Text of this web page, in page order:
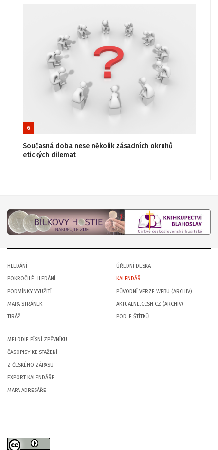
6
Současná doba nese několik zásadních okruhů
etických dilemat
HLEDÁNÍ
POKROČILÉ HLEDÁNÍ
PODMÍNKY VYUŽITÍ
MAPA STRÁNEK
TIRÁŽ
ÚŘEDNÍ DESKA
KALENDÁŘ
PŮVODNÍ VERZE WEBU (ARCHIV)
AKTUALNE.CCSH.CZ (ARCHIV)
PODLE ŠTÍTKŮ
MELODIE PÍSNÍ ZPĚVNÍKU
ČASOPISY KE STAŽENÍ
Z ČESKÉHO ZÁPASU
EXPORT KALENDÁŘE
MAPA ADRESÁŘE